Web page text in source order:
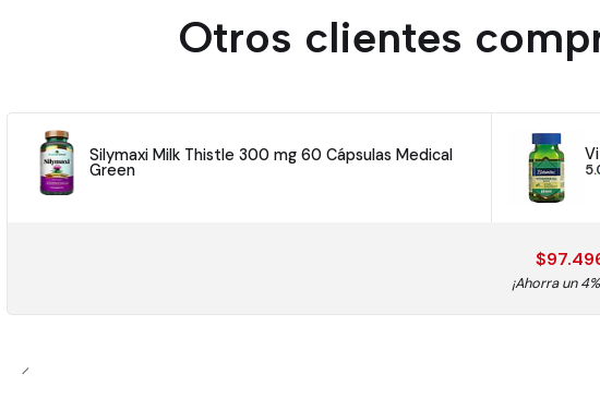
Otros clientes
Silymaxi Milk Thistle 300 mg 60 Cápsulas Medical
Green
¡Ahorra un